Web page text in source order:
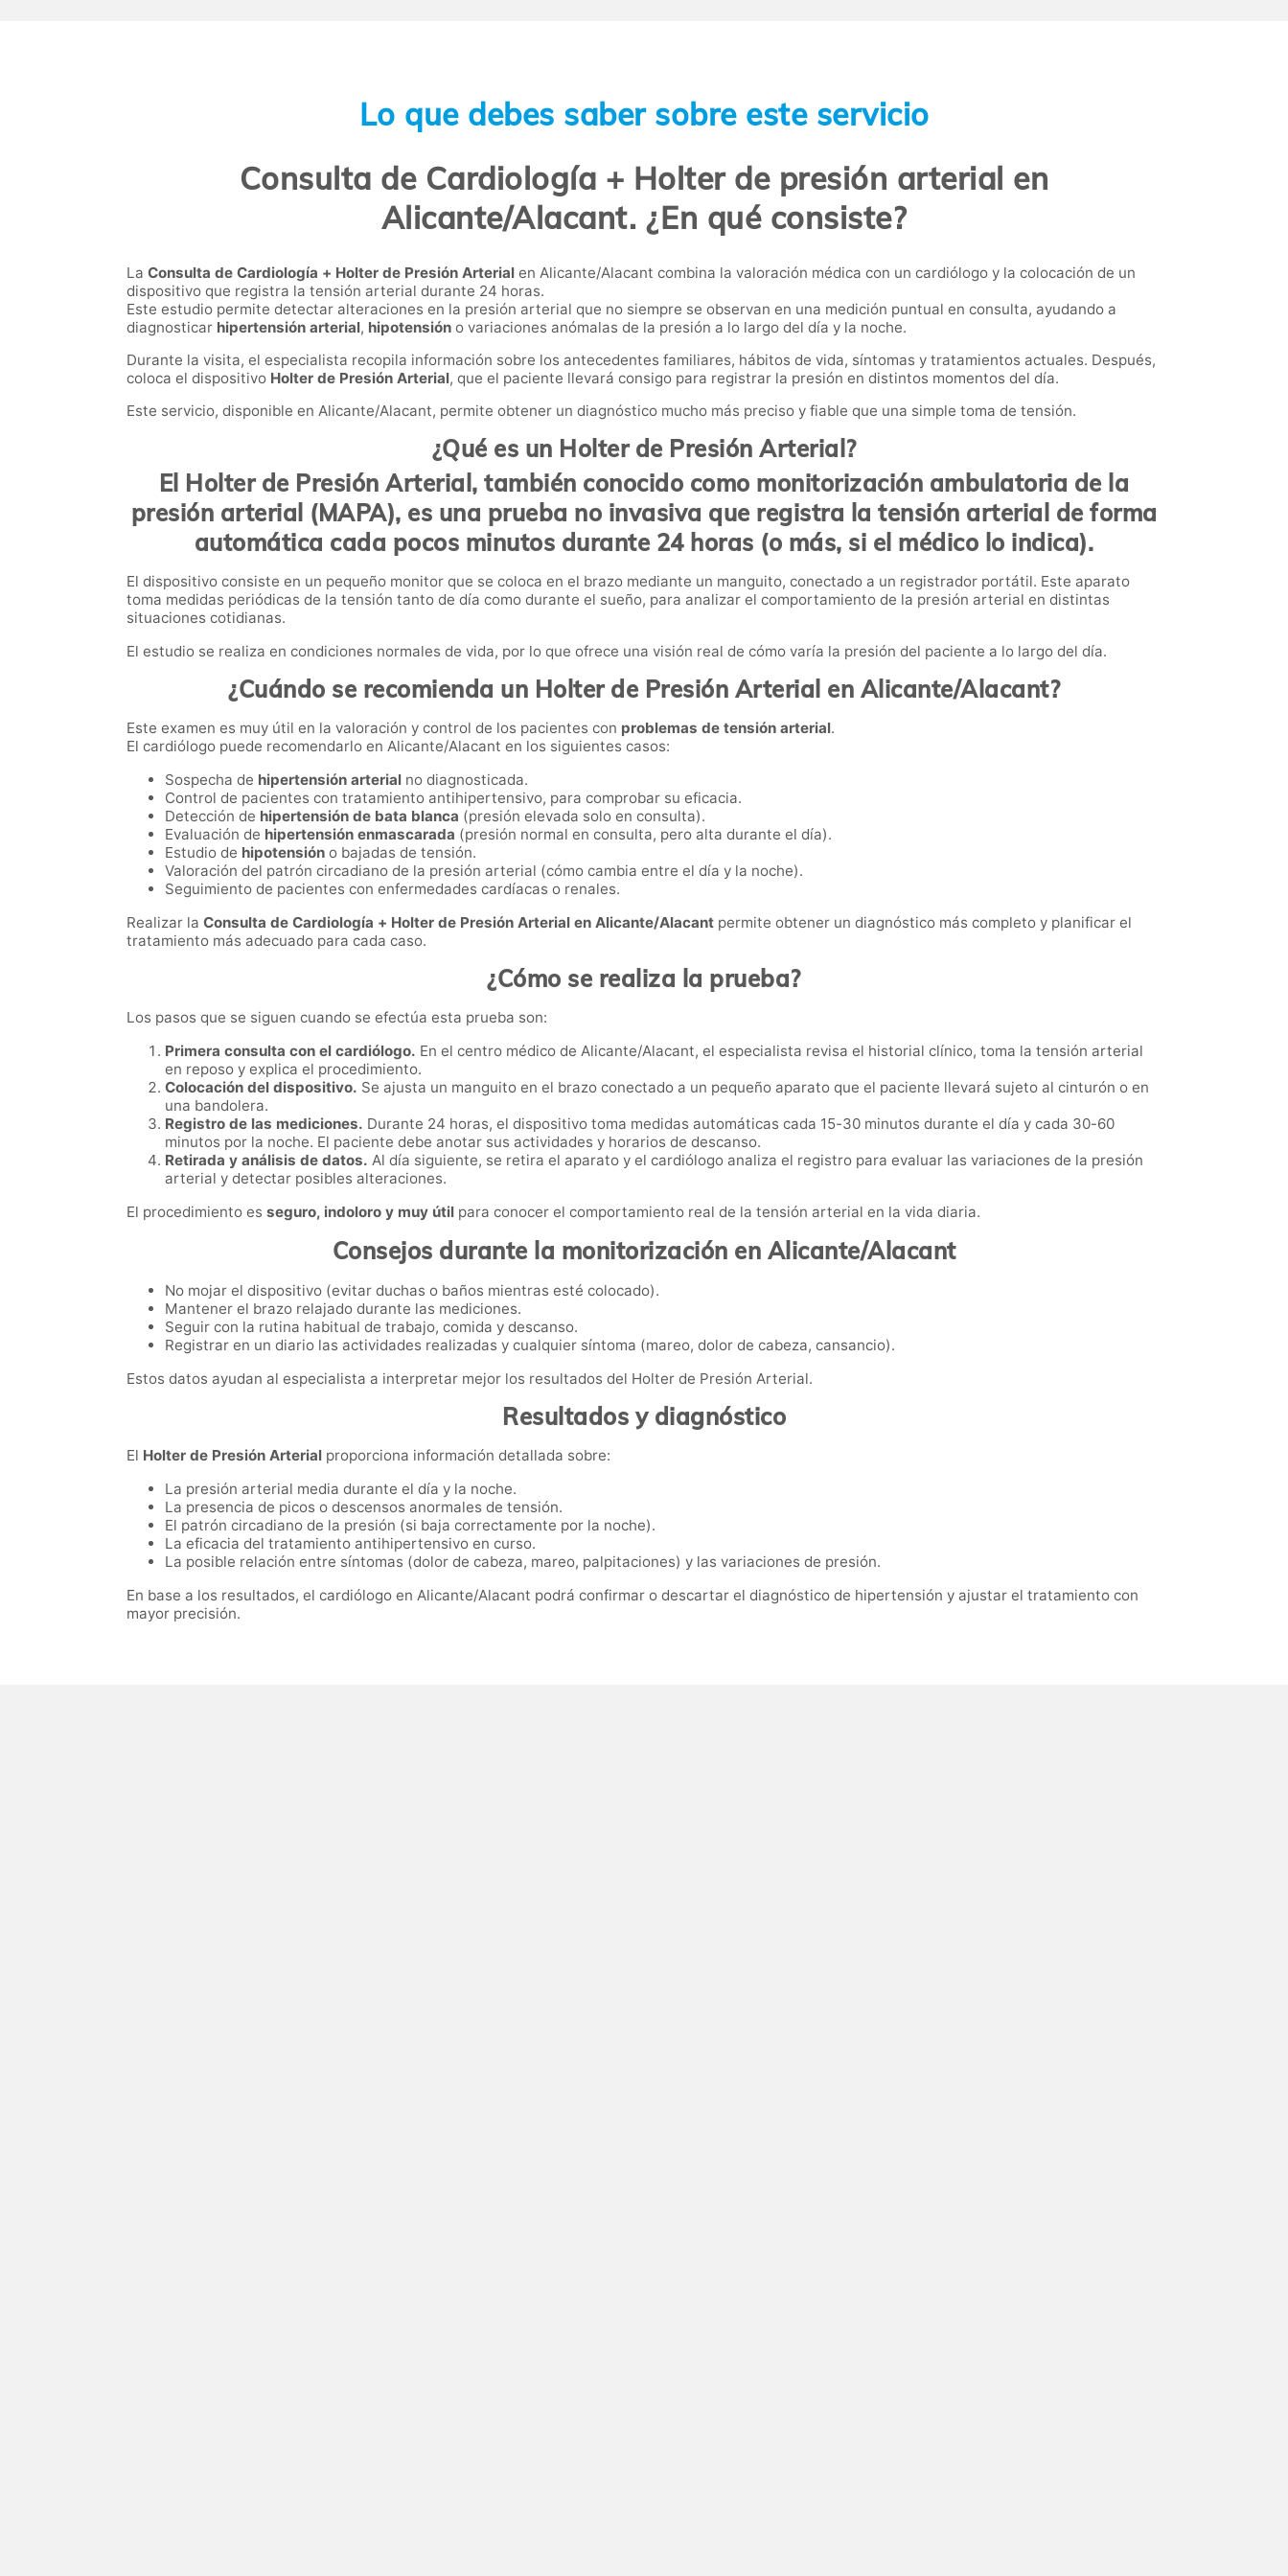
Lo que debes saber sobre este servicio
Consulta de Cardiología + Holter de presión arterial en
Alicante/Alacant. ¿En qué consiste?
La Consulta de Cardiología + Holter de Presión Arterial en Alicante/Alacant combina la valoración médica con un cardiólogo y la colocación de un
dispositivo que registra la tensión arterial durante 24 horas.
Este estudio permite detectar alteraciones en la presión arterial que no siempre se observan en una medición puntual en consulta, ayudando a
diagnosticar hipertensión arterial, hipotensión o variaciones anómalas de la presión a lo largo del día y la noche.
Durante la visita, el especialista recopila información sobre los antecedentes familiares, hábitos de vida, síntomas y tratamientos actuales. Después,
coloca el dispositivo Holter de Presión Arterial, que el paciente llevará consigo para registrar la presión en distintos momentos del día.
Este servicio, disponible en Alicante/Alacant, permite obtener un diagnóstico mucho más preciso y fiable que una simple toma de tensión.
¿Qué es un Holter de Presión Arterial?
El Holter de Presión Arterial , también conocido como monitorización ambulatoria de la
presión arterial (MAPA), es una prueba no invasiva que registra la tensión arterial de forma
automática cada pocos minutos durante 24 horas (o más, si el médico lo indica).
El dispositivo consiste en un pequeño monitor que se coloca en el brazo mediante un manguito, conectado a un registrador portátil. Este aparato
toma medidas periódicas de la tensión tanto de día como durante el sueño, para analizar el comportamiento de la presión arterial en distintas
situaciones cotidianas.
El estudio se realiza en condiciones normales de vida, por lo que ofrece una visión real de cómo varía la presión del paciente a lo largo del día.
¿Cuándo se recomienda un Holter de Presión Arterial en Alicante/Alacant?
Este examen es muy útil en la valoración y control de los pacientes con problemas de tensión arterial.
El cardiólogo puede recomendarlo en Alicante/Alacant en los siguientes casos:
Sospecha de hipertensión arterial no diagnosticada.
Control de pacientes con tratamiento antihipertensivo, para comprobar su eficacia.
Detección de hipertensión de bata blanca (presión elevada solo en consulta).
Evaluación de hipertensión enmascarada (presión normal en consulta, pero alta durante el día).
Estudio de hipotensión o bajadas de tensión.
Valoración del patrón circadiano de la presión arterial (cómo cambia entre el día y la noche).
Seguimiento de pacientes con enfermedades cardíacas o renales.
Realizar la Consulta de Cardiología + Holter de Presión Arterial en Alicante/Alacant permite obtener un diagnóstico más completo y planificar el
tratamiento más adecuado para cada caso.
¿Cómo se realiza la prueba?
Los pasos que se siguen cuando se efectúa esta prueba son:
Primera consulta con el cardiólogo. En el centro médico de Alicante/Alacant, el especialista revisa el historial clínico, toma la tensión arterial
en reposo y explica el procedimiento.
Colocación del dispositivo. Se ajusta un manguito en el brazo conectado a un pequeño aparato que el paciente llevará sujeto al cinturón o en
una bandolera.
Registro de las mediciones. Durante 24 horas, el dispositivo toma medidas automáticas cada 15-30 minutos durante el día y cada 30-60
minutos por la noche. El paciente debe anotar sus actividades y horarios de descanso.
Retirada y análisis de datos. Al día siguiente, se retira el aparato y el cardiólogo analiza el registro para evaluar las variaciones de la presión
arterial y detectar posibles alteraciones.
El procedimiento es seguro, indoloro y muy útil para conocer el comportamiento real de la tensión arterial en la vida diaria.
Consejos durante la monitorización en Alicante/Alacant
No mojar el dispositivo (evitar duchas o baños mientras esté colocado).
Mantener el brazo relajado durante las mediciones.
Seguir con la rutina habitual de trabajo, comida y descanso.
Registrar en un diario las actividades realizadas y cualquier síntoma (mareo, dolor de cabeza, cansancio).
Estos datos ayudan al especialista a interpretar mejor los resultados del Holter de Presión Arterial.
Resultados y diagnóstico
El Holter de Presión Arterial proporciona información detallada sobre:
La presión arterial media durante el día y la noche.
La presencia de picos o descensos anormales de tensión.
El patrón circadiano de la presión (si baja correctamente por la noche).
La eficacia del tratamiento antihipertensivo en curso.
La posible relación entre síntomas (dolor de cabeza, mareo, palpitaciones) y las variaciones de presión.
En base a los resultados, el cardiólogo en Alicante/Alacant podrá confirmar o descartar el diagnóstico de hipertensión y ajustar el tratamiento con
mayor precisión.